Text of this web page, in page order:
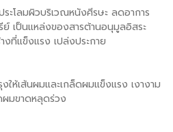
ะโลมผิวบริเวณหนังศีรษะ ลดอาการ
เป็นแหล่งของสารต้านอนุมูลอิสระ
งที่แข็งแรง เปล่งประกาย
ห้เส้นผมและเกล็ดผมแข็งแรง เงางาม
มขาดหลุดร่วง